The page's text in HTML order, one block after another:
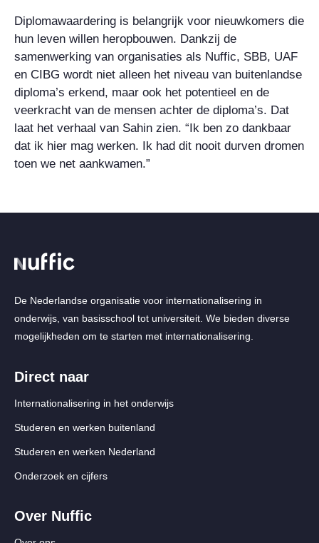
Diplomawaardering is belangrijk voor nieuwkomers die
hun leven willen heropbouwen. Dankzij de
samenwerking van organisaties als Nuffic, SBB, UAF
en CIBG wordt niet alleen het niveau van buitenlandse
diploma’s erkend, maar ook het potentieel en de
veerkracht van de mensen achter de diploma’s. Dat
laat het verhaal van Sahin zien. “Ik ben zo dankbaar
dat ik hier mag werken. Ik had dit nooit durven dromen
toen we net aankwamen.”
De Nederlandse organisatie voor internationalisering in
onderwijs, van basisschool tot universiteit. We bieden diverse
mogelijkheden om te starten met internationalisering.
Direct naar
Internationalisering in het onderwijs
Studeren en werken buitenland
Studeren en werken Nederland
Onderzoek en cijfers
Over Nuffic